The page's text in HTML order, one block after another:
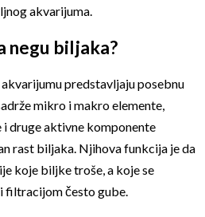
akvarijuma.
negu biljaka?
predstavljaju posebnu
mikro i makro elemente,
druge aktivne komponente
rast biljaka. Njihova funkcija je da
koje biljke troše, a koje se
filtracijom često gube.